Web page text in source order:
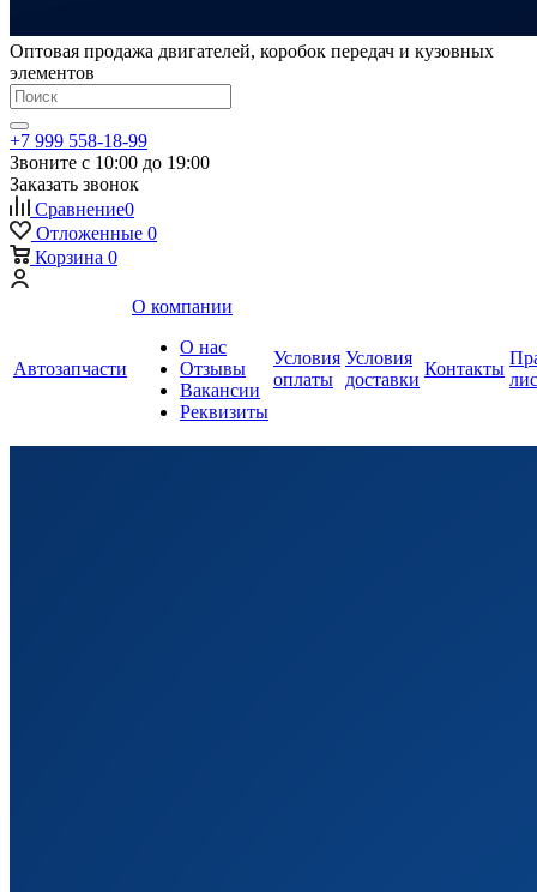
Оптовая продажа двигателей, коробок передач и кузовных
элементов
+7 999 558-18-99
Звоните с 10:00 до 19:00
Заказать звонок
Сравнение0
Отложенные 0
Корзина 0
Автозапчасти
О компании
О нас
Отзывы
Вакансии
Реквизиты
Условия
оплаты
Условия
доставки
Контакты